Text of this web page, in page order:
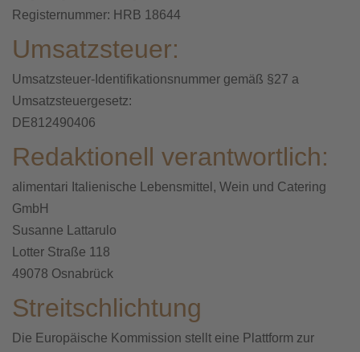
Registernummer: HRB 18644
Umsatzsteuer:
Umsatzsteuer-Identifikationsnummer gemäß §27 a
Umsatzsteuergesetz:
DE812490406
Redaktionell verantwortlich:
alimentari Italienische Lebensmittel, Wein und Catering
GmbH
Susanne Lattarulo
Lotter Straße 118
49078 Osnabrück
Streitschlichtung
Die Europäische Kommission stellt eine Plattform zur